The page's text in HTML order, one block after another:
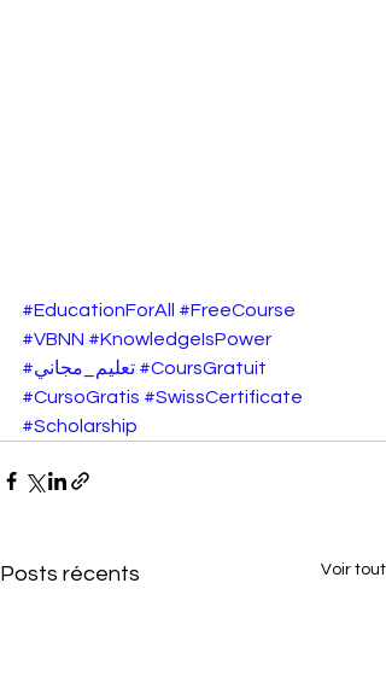
#EducationForAll
#FreeCourse
#VBNN #KnowledgeIsPower
#تعليم_مجاني #CoursGratuit
#CursoGratis #SwissCertificate
#Scholarship
Posts récents Voir tout